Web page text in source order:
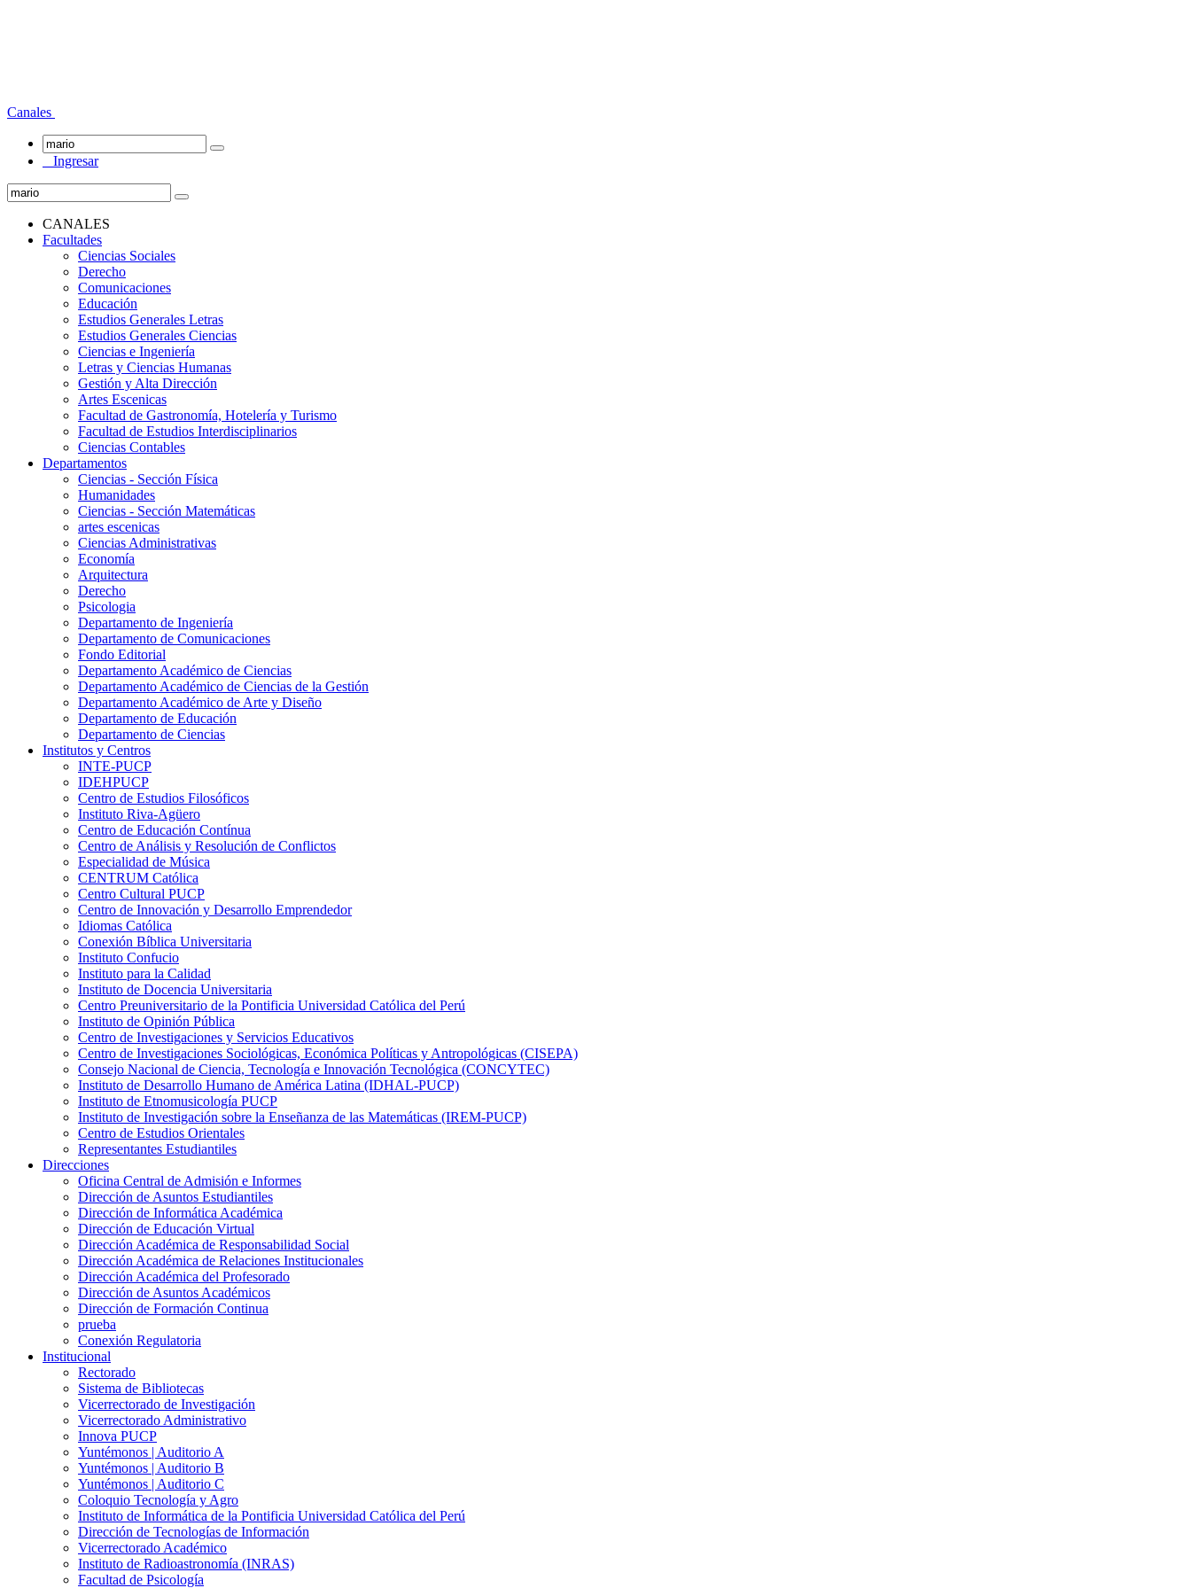
Canales
Ingresar
CANALES
Facultades
Ciencias Sociales
Derecho
Comunicaciones
Educación
Estudios Generales Letras
Estudios Generales Ciencias
Ciencias e Ingeniería
Letras y Ciencias Humanas
Gestión y Alta Dirección
Artes Escenicas
Facultad de Gastronomía, Hotelería y Turismo
Facultad de Estudios Interdisciplinarios
Ciencias Contables
Departamentos
Ciencias - Sección Física
Humanidades
Ciencias - Sección Matemáticas
artes escenicas
Ciencias Administrativas
Economía
Arquitectura
Derecho
Psicologia
Departamento de Ingeniería
Departamento de Comunicaciones
Fondo Editorial
Departamento Académico de Ciencias
Departamento Académico de Ciencias de la Gestión
Departamento Académico de Arte y Diseño
Departamento de Educación
Departamento de Ciencias
Institutos y Centros
INTE-PUCP
IDEHPUCP
Centro de Estudios Filosóficos
Instituto Riva-Agüero
Centro de Educación Contínua
Centro de Análisis y Resolución de Conflictos
Especialidad de Música
CENTRUM Católica
Centro Cultural PUCP
Centro de Innovación y Desarrollo Emprendedor
Idiomas Católica
Conexión Bíblica Universitaria
Instituto Confucio
Instituto para la Calidad
Instituto de Docencia Universitaria
Centro Preuniversitario de la Pontificia Universidad Católica del Perú
Instituto de Opinión Pública
Centro de Investigaciones y Servicios Educativos
Centro de Investigaciones Sociológicas, Económica Políticas y Antropológicas (CISEPA)
Consejo Nacional de Ciencia, Tecnología e Innovación Tecnológica (CONCYTEC)
Instituto de Desarrollo Humano de América Latina (IDHAL-PUCP)
Instituto de Etnomusicología PUCP
Instituto de Investigación sobre la Enseñanza de las Matemáticas (IREM-PUCP)
Centro de Estudios Orientales
Representantes Estudiantiles
Direcciones
Oficina Central de Admisión e Informes
Dirección de Asuntos Estudiantiles
Dirección de Informática Académica
Dirección de Educación Virtual
Dirección Académica de Responsabilidad Social
Dirección Académica de Relaciones Institucionales
Dirección Académica del Profesorado
Dirección de Asuntos Académicos
Dirección de Formación Continua
prueba
Conexión Regulatoria
Institucional
Rectorado
Sistema de Bibliotecas
Vicerrectorado de Investigación
Vicerrectorado Administrativo
Innova PUCP
Yuntémonos | Auditorio A
Yuntémonos | Auditorio B
Yuntémonos | Auditorio C
Coloquio Tecnología y Agro
Instituto de Informática de la Pontificia Universidad Católica del Perú
Dirección de Tecnologías de Información
Vicerrectorado Académico
Instituto de Radioastronomía (INRAS)
Facultad de Psicología